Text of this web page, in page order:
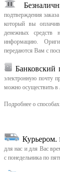
подтверждения
который вы
денежных средств
информацию.
передаются Вам с
Банковский
электронную почту
можно осуществить в
Подробнее о
Курьером.
для нас и для Вас
с понедельника по